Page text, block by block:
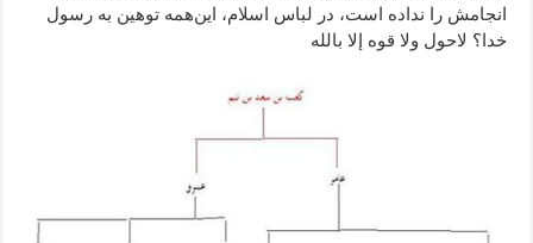
انجامش را نداده است، در لباس اسلام، این‌همه توهین به رسول
خدا؟ لاحول ولا قوه إلا بالله